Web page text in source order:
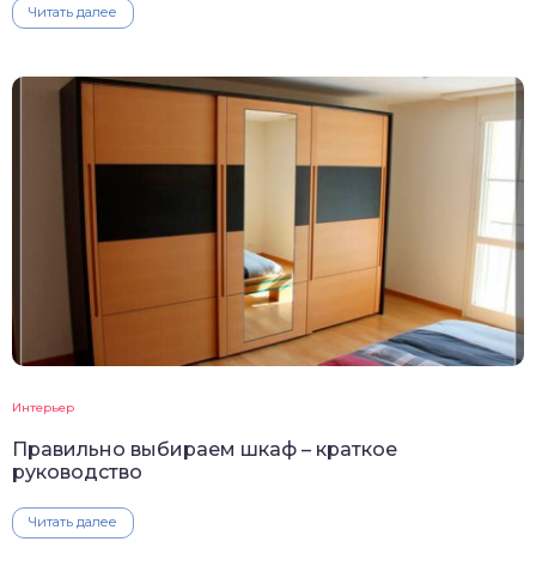
Читать далее
Интерьер
Правильно выбираем шкаф – краткое
руководство
Читать далее